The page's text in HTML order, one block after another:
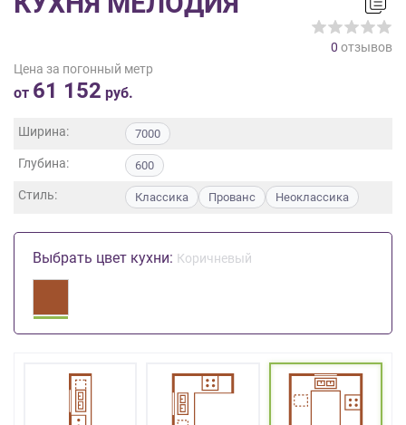
0 отзывов
Цена за погонный метр
от 61 152 руб.
Ширина: 7000
Глубина: 600
Стиль: Классика Прованс Неоклассика
Выбрать цвет кухни: Коричневый
данных ,
Согласие
обработку
данных
порядке
условиях
персональных